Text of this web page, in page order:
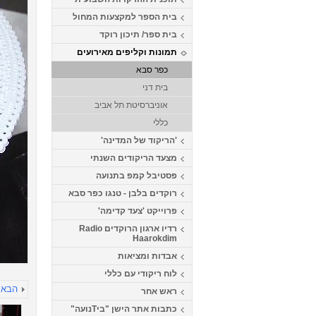
בית הספר למקצעות המחול
בית ספר/ תיכון רוקד
תמונות וקליפים מאירועים
כפר סבא
בית דני
אוניברסיטת תל אביב
כללי
'הריקוד של המדינה'
מצעד הריקודים השנתי
פסטיבל קמפ בתנועה
רוקדים בלבן - טנגו כפר סבא
פרוייקט 'צעד קדימה'
רדיו ארגון הרוקדים Radio
Haarokdim
אבדות ומציאות
לוח ריקודי עם כללי
ראש אחר
כתבות אתר הישן "ביTנועה"
הבא